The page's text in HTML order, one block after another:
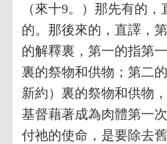
（來十9。）那先有的
的。那後來的，直譯，
的解釋裏，第一的指第
裏的祭物和供物；第二
新約）裏的祭物和供物
基督藉著成為肉體第一
付祂的使命，是要除去